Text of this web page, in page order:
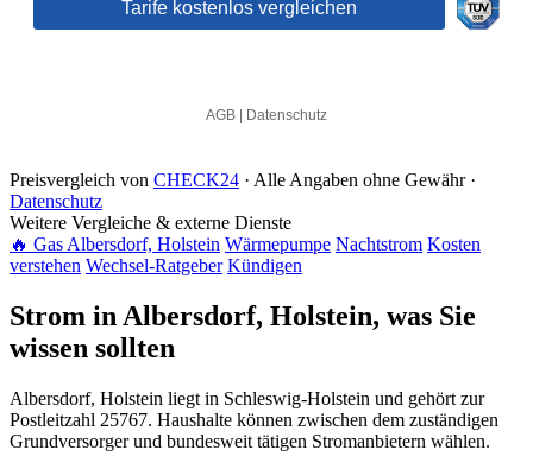
Preisvergleich von CHECK24 · Alle Angaben ohne Gewähr ·
Datenschutz
Weitere Vergleiche & externe Dienste
🔥 Gas Albersdorf, Holstein Wärmepumpe Nachtstrom Kosten
verstehen Wechsel-Ratgeber Kündigen
Strom in Albersdorf, Holstein, was Sie
wissen sollten
Albersdorf, Holstein liegt in Schleswig-Holstein und gehört zur
Postleitzahl 25767. Haushalte können zwischen dem zuständigen
Grundversorger und bundesweit tätigen Stromanbietern wählen.